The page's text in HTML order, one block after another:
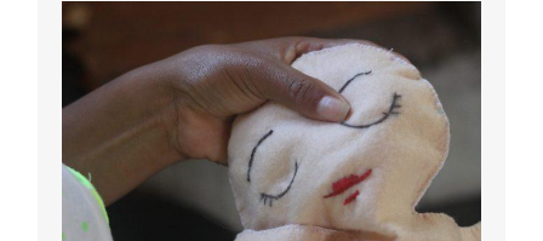
Kuakumum